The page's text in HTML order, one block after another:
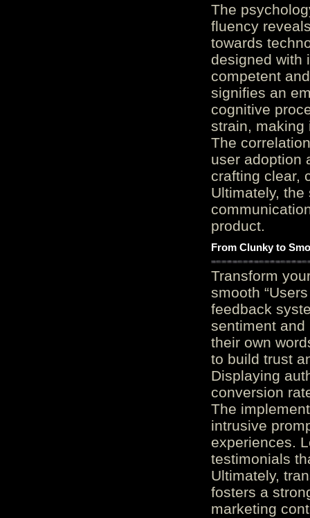
The
fluency
towards
designed with
competent
signifies an
cognitive
strain, making
The
user adoption
crafting clear,
Ultimately,
product.
From Clunky to
Transform
smooth
feedback
sentiment and
their own
to build trust
Displaying
conversion
The
intrusive
experiences.
testimonials
Ultimately,
fosters a
marketing